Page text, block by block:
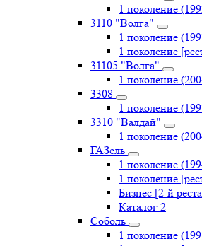
1 поколение
3110 "Волга"
1 поколение
1 поколение
31105 "Волга"
1 поколение
3308
1 поколение
3310 "Валдай"
1 поколение
ГАЗель
1 поколение
1 поколение
Бизнес [2-й
Каталог 2
Соболь
1 поколение